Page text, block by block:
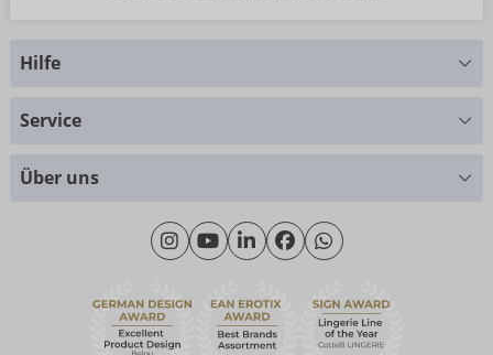
Hilfe
Montag - Donnerstag: 09:00 - 16:00 Uhr
Freitag: 09:00 - 15:00 Uhr
Kontakt
Häufige Fragen
Service
Über uns
Wir über uns
Nachhaltigkeit
eroFame